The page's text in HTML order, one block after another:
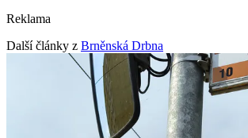
Reklama
Další články z Brněnská Drbna